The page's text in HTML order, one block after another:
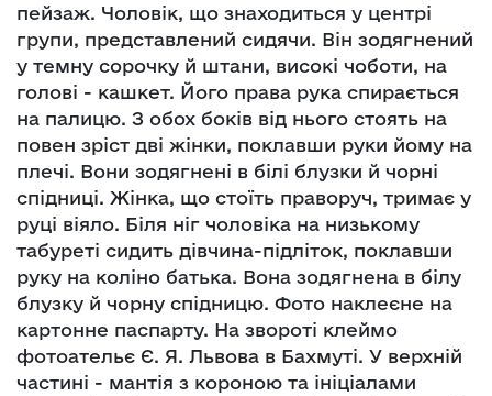
пейзаж. Чоловік, що знаходиться у центрі
групи, представлений сидячи. Він зодягнений
у темну сорочку й штани, високі чоботи, на
голові - кашкет. Його права рука спирається
на палицю. З обох боків від нього стоять на
повен зріст дві жінки, поклавши руки йому на
плечі. Вони зодягнені в білі блузки й чорні
спідниці. Жінка, що стоїть праворуч, тримає у
руці віяло. Біля ніг чоловіка на низькому
табуреті сидить дівчина-підліток, поклавши
руку на коліно батька. Вона зодягнена в білу
блузку й чорну спідницю. Фото наклеєне на
картонне паспарту. На звороті клеймо
фотоательє Є. Я. Львова в Бахмуті. У верхній
частині - мантія з короною та ініціалами